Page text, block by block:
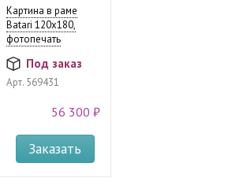
Картина в раме
Batari 120х180,
фотопечать
Под заказ
Арт. 569431
56 300 ₽
Заказать